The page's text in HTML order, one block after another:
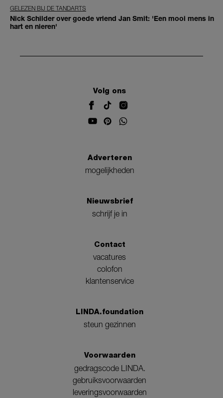
GELEZEN BIJ DE TANDARTS
Nick Schilder over goede vriend Jan Smit: 'Een mooi mens in
hart en nieren'
Volg ons
Adverteren
mogelijkheden
Nieuwsbrief
schrijf je in
Contact
vacatures
colofon
klantenservice
LINDA.foundation
steun gezinnen
Voorwaarden
gedragscode LINDA.
gebruiksvoorwaarden
leveringsvoorwaarden